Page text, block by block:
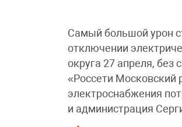
Самый большой урон
отключении
округа 27 апреля, без
«Россети Московский
электроснабжения
и администрация